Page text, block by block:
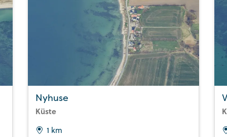
Nyhuse
Küste
1 km